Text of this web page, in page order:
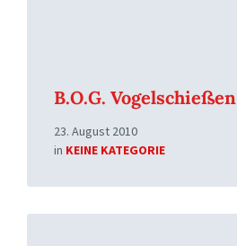
B.O.G. Vogelschießen
23. August 2010
in KEINE KATEGORIE